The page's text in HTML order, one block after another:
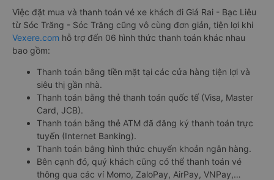
Việc đặt mua và thanh toán vé xe khách đi Giá Rai - Bạc Liêu
từ Sóc Trăng - Sóc Trăng cũng vô cùng đơn giản, tiện lợi khi
Vexere.com hỗ trợ đến 06 hình thức thanh toán khác nhau
bao gồm:
Thanh toán bằng tiền mặt tại các cửa hàng tiện lợi và
siêu thị gần nhà.
Thanh toán bằng thẻ thanh toán quốc tế (Visa, Master
Card, JCB).
Thanh toán bằng thẻ ATM đã đăng ký thanh toán trực
tuyến (Internet Banking).
Thanh toán bằng hình thức chuyển khoản ngân hàng.
Bên cạnh đó, quý khách cũng có thể thanh toán vé
thông qua các ví Momo, ZaloPay, AirPay, VNPay,…